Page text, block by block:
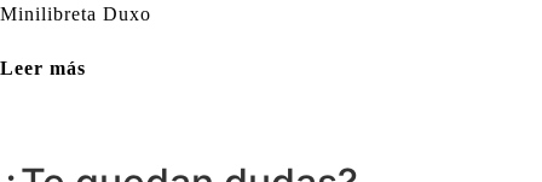
Minilibreta Duxo
Leer más